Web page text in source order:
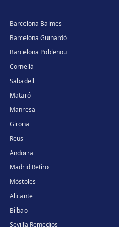
Barcelona Balmes
Barcelona Guinardó
Barcelona Poblenou
Cornellà
Sabadell
Mataró
Manresa
Girona
Reus
Andorra
Madrid Retiro
Móstoles
Alicante
Bilbao
Sevilla Remedios